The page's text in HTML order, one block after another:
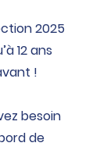
2025
12 ans
!
besoin
de